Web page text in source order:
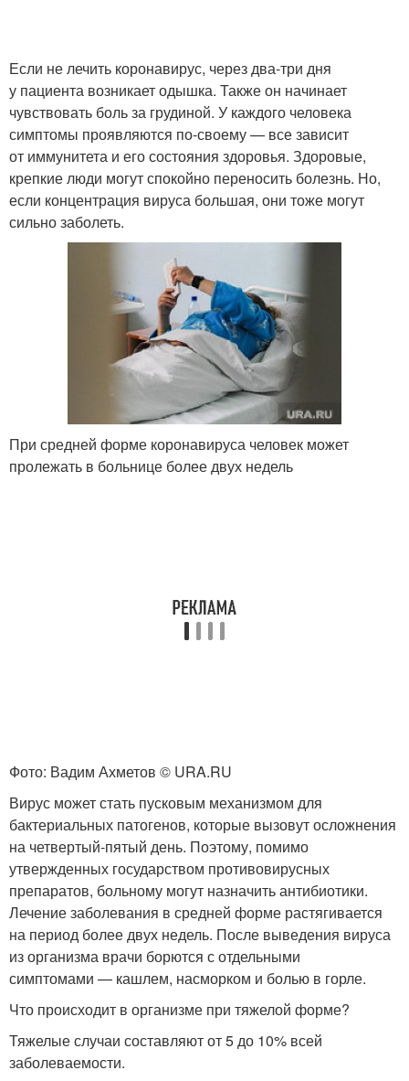
Если не лечить коронавирус, через два-три дня
у пациента возникает одышка. Также он начинает
чувствовать боль за грудиной. У каждого человека
симптомы проявляются по-своему — все зависит
от иммунитета и его состояния здоровья. Здоровые,
крепкие люди могут спокойно переносить болезнь. Но,
если концентрация вируса большая, они тоже могут
сильно заболеть.
При средней форме коронавируса человек может
пролежать в больнице более двух недель
Фото: Вадим Ахметов © URA.RU
Вирус может стать пусковым механизмом для
бактериальных патогенов, которые вызовут осложнения
на четвертый-пятый день. Поэтому, помимо
утвержденных государством противовирусных
препаратов, больному могут назначить антибиотики.
Лечение заболевания в средней форме растягивается
на период более двух недель. После выведения вируса
из организма врачи борются с отдельными
симптомами — кашлем, насморком и болью в горле.
Что происходит в организме при тяжелой форме?
Тяжелые случаи составляют от 5 до 10% всей
заболеваемости.